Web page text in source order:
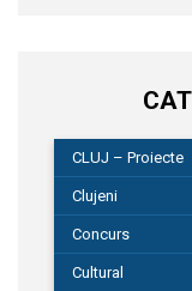
CLUJ – Proiecte
Clujeni
Concurs
Cultural